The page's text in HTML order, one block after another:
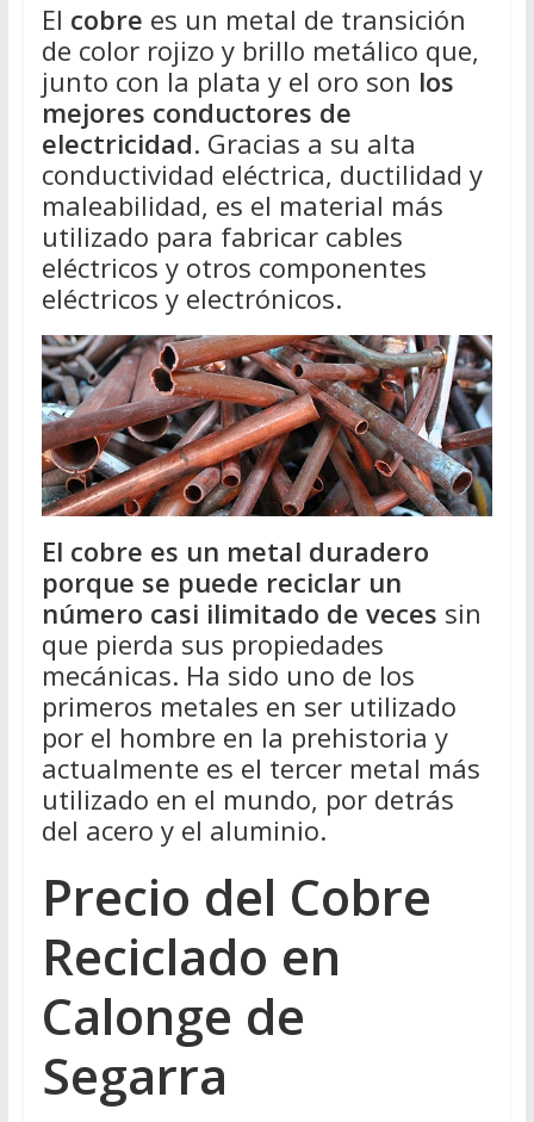
El cobre es un metal de transición
de color rojizo y brillo metálico que,
junto con la plata y el oro son los
mejores conductores de
electricidad. Gracias a su alta
conductividad eléctrica, ductilidad y
maleabilidad, es el material más
utilizado para fabricar cables
eléctricos y otros componentes
eléctricos y electrónicos.
El cobre es un metal duradero
porque se puede reciclar un
número casi ilimitado de veces sin
que pierda sus propiedades
mecánicas. Ha sido uno de los
primeros metales en ser utilizado
por el hombre en la prehistoria y
actualmente es el tercer metal más
utilizado en el mundo, por detrás
del acero y el aluminio.
Precio del Cobre
Reciclado en
Calonge de
Segarra